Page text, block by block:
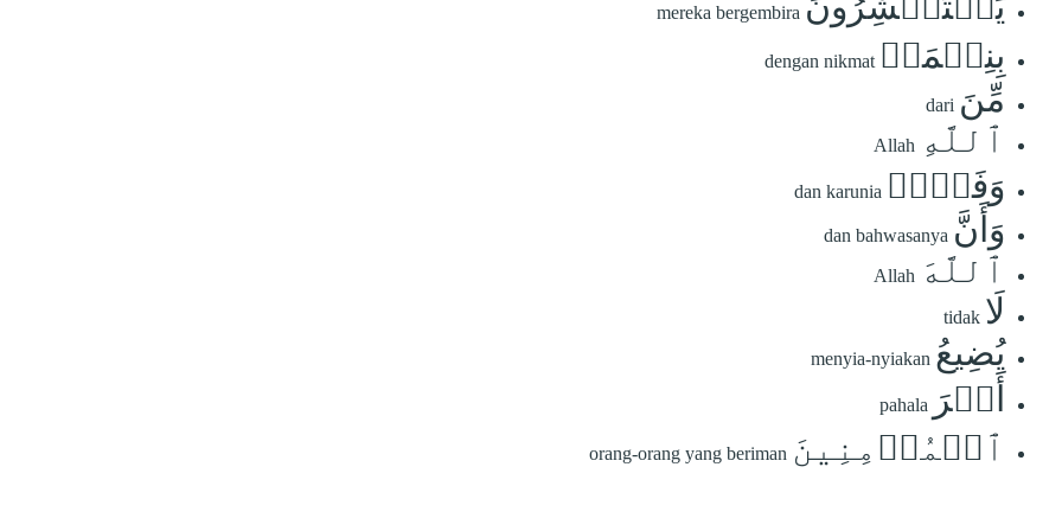
mereka bergembira
بِنِعۡمَةٖ dengan nikmat
مِّنَ dari
ٱللَّهِ Allah
وَفَضۡلٖ dan karunia
وَأَنَّ dan bahwasanya
ٱللَّهَ Allah
لَا tidak
يُضِيعُ menyia-nyiakan
أَجۡرَ pahala
ٱلۡمُؤۡمِنِينَ orang-orang yang beriman